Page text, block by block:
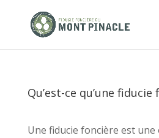
Qu’est-ce qu’une fiducie
Une fiducie foncière est une